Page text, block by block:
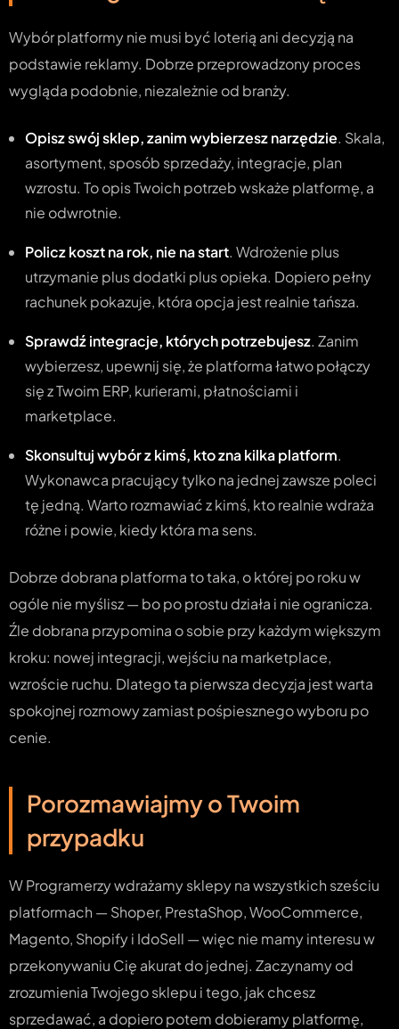
Wybór platformy nie musi być loterią ani decyzją na
podstawie reklamy. Dobrze przeprowadzony proces
wygląda podobnie, niezależnie od branży.
Opisz swój sklep, zanim wybierzesz narzędzie. Skala,
asortyment, sposób sprzedaży, integracje, plan
wzrostu. To opis Twoich potrzeb wskaże platformę, a
nie odwrotnie.
Policz koszt na rok, nie na start. Wdrożenie plus
utrzymanie plus dodatki plus opieka. Dopiero pełny
rachunek pokazuje, która opcja jest realnie tańsza.
Sprawdź integracje, których potrzebujesz. Zanim
wybierzesz, upewnij się, że platforma łatwo połączy
się z Twoim ERP, kurierami, płatnościami i
marketplace.
Skonsultuj wybór z kimś, kto zna kilka platform.
Wykonawca pracujący tylko na jednej zawsze poleci
tę jedną. Warto rozmawiać z kimś, kto realnie wdraża
różne i powie, kiedy która ma sens.
Dobrze dobrana platforma to taka, o której po roku w
ogóle nie myślisz — bo po prostu działa i nie ogranicza.
Źle dobrana przypomina o sobie przy każdym większym
kroku: nowej integracji, wejściu na marketplace,
wzroście ruchu. Dlatego ta pierwsza decyzja jest warta
spokojnej rozmowy zamiast pośpiesznego wyboru po
cenie.
Porozmawiajmy o Twoim
przypadku
W Programerzy wdrażamy sklepy na wszystkich sześciu
platformach — Shoper, PrestaShop, WooCommerce,
Magento, Shopify i IdoSell — więc nie mamy interesu w
przekonywaniu Cię akurat do jednej. Zaczynamy od
zrozumienia Twojego sklepu i tego, jak chcesz
sprzedawać, a dopiero potem dobieramy platformę,